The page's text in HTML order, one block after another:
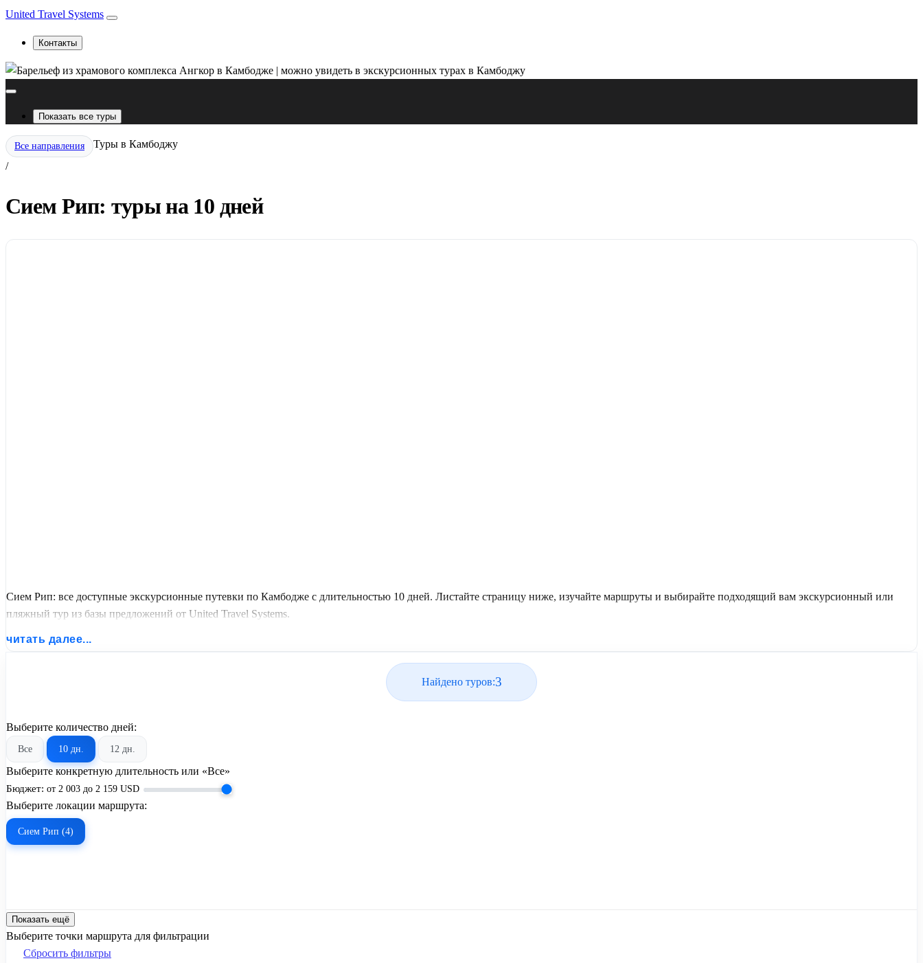
United Travel Systems
Контакты
Показать все туры
Все направления
/
Туры в Камбоджу
Сием Рип: туры на 10 дней
Сием Рип: все доступные экскурсионные путевки по Камбодже с длительностью 10 дней. Листайте страницу ниже, изучайте маршруты и выбирайте подходящий вам экскурсионный или
пляжный тур из базы предложений от United Travel Systems.
читать далее...
Найдено туров:3
Выберите количество дней:
Все 10 дн. 12 дн.
Выберите конкретную длительность или «Все»
Бюджет: от 2 003 до 2 159 USD
Выберите локации маршрута:
Сием Рип (4)
Показать ещё
Выберите точки маршрута для фильтрации
Сбросить фильтры